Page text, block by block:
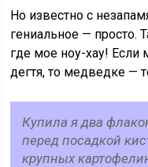
Но известно с
гениальное — просто.
где мое ноу-хау! Если
дегтя, то медведке —
Купила я два
перед посадкой
крупных